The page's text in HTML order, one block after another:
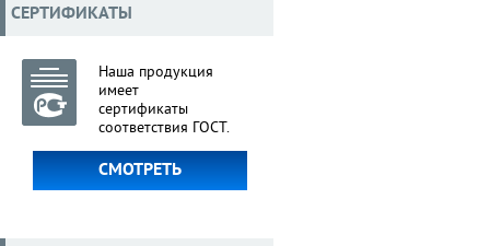
СЕРТИФИКАТЫ
Наша продукция
имеет
сертификаты
соответствия ГОСТ.
СМОТРЕТЬ